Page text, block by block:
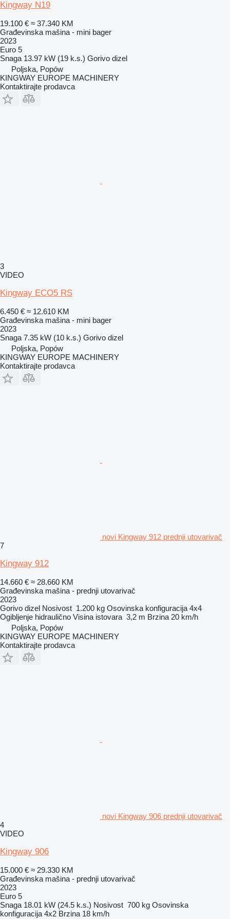
Kingway N19
19.100 € ≈ 37.340 KM
Građevinska mašina - mini bager
2023
Euro 5
Snaga 13.97 kW (19 k.s.) Gorivo dizel
Poljska, Popów
KINGWAY EUROPE MACHINERY
Kontaktirajte prodavca
3
VIDEO
Kingway ECO5 RS
6.450 € ≈ 12.610 KM
Građevinska mašina - mini bager
2023
Snaga 7.35 kW (10 k.s.) Gorivo dizel
Poljska, Popów
KINGWAY EUROPE MACHINERY
Kontaktirajte prodavca
novi Kingway 912 prednji utovarivač
7
Kingway 912
14.660 € ≈ 28.660 KM
Građevinska mašina - prednji utovarivač
2023
Gorivo dizel Nosivost 1.200 kg Osovinska konfiguracija 4x4
Ogibljenje hidraulično Visina istovara 3,2 m Brzina 20 km/h
Poljska, Popów
KINGWAY EUROPE MACHINERY
Kontaktirajte prodavca
novi Kingway 906 prednji utovarivač
4
VIDEO
Kingway 906
15.000 € ≈ 29.330 KM
Građevinska mašina - prednji utovarivač
2023
Euro 5
Snaga 18.01 kW (24.5 k.s.) Nosivost 700 kg Osovinska
konfiguracija 4x2 Brzina 18 km/h